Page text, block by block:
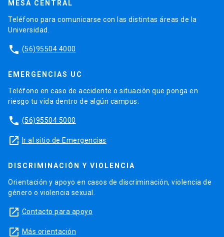
MESA CENTRAL
Teléfono para comunicarse con las distintas áreas de la
Universidad.
phone (56)95504 4000
EMERGENCIAS UC
Teléfono en caso de accidente o situación que ponga en
riesgo tu vida dentro de algún campus.
phone (56)95504 5000
launch Ir al sitio de Emergencias
DISCRIMINACIÓN Y VIOLENCIA
Orientación y apoyo en casos de discriminación, violencia de
género o violencia sexual.
launch Contacto para apoyo
launch Más orientación